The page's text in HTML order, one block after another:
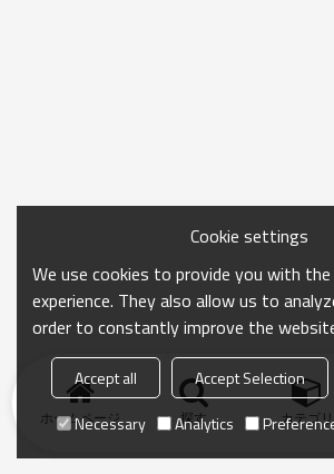
ホームページ 探す カテゴリ
Cookie settings
We use cookies to provide you with
experience. They also allow us to
order to constantly improve the
Accept all Accept Selection
Necessary
Analytics